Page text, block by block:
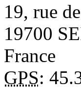
19, rue
19700
France
GPS: